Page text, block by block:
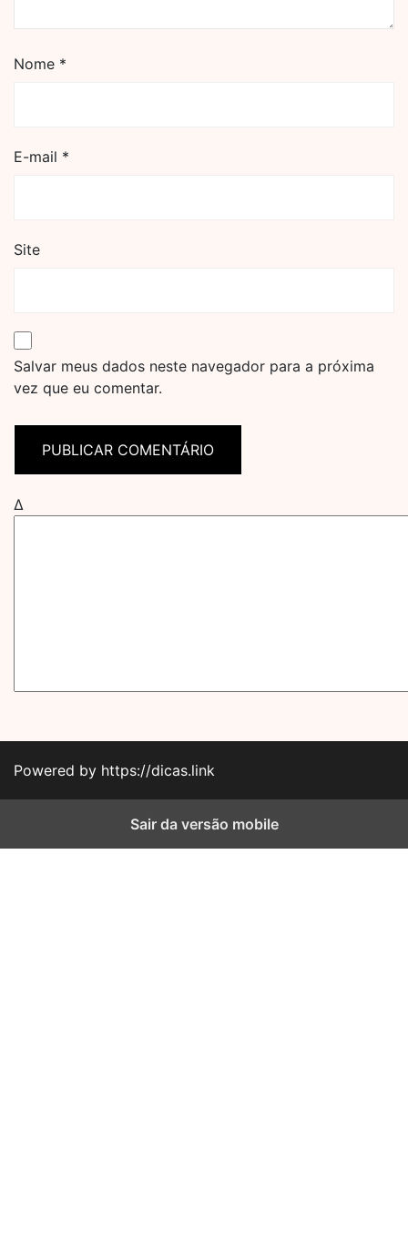
Nome *
E-mail *
Site
Salvar meus dados neste navegador para a próxima
vez que eu comentar.
Δ
Powered by https://dicas.link
Sair da versão mobile